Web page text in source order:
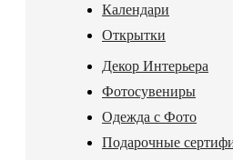
Календари
Открытки
Декор Интерьера
Фотосувениры
Одежда с Фото
Подарочные